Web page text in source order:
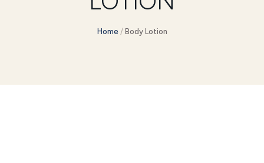
Home/ Body Lotion